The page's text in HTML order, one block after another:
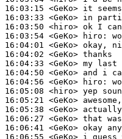
16:03:15 <GeKo>
16:03:33 <GeKo>
16:03:50 <hiro>
16:03:54 <GeKo>
hiro:
16:04:01 <GeKo>
16:04:02 <GeKo>
16:04:33 <GeKo>
16:04:50 <GeKo>
16:04:56 <GeKo> hiro:
16:05:08 <hiro>
16:05:21 <GeKo>
16:05:38 <GeKo>
16:06:27 <GeKo>
16:06:41 <GeKo>
16:06:55 <GeKo>